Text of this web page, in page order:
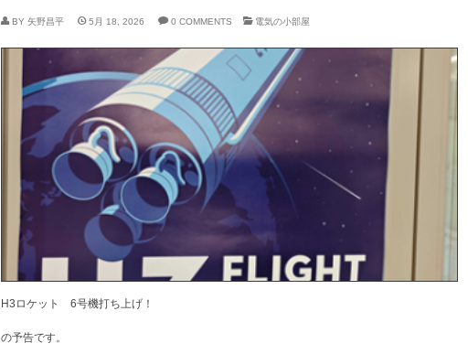
BY 矢野昌平 5月 18, 2026 0 COMMENTS 電気の小部屋
H3ロケット 6号機打ち上げ！
の予告です。